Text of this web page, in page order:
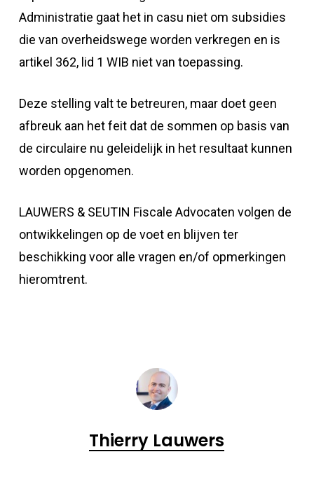
Administratie gaat het in casu niet om subsidies
die van overheidswege worden verkregen en is
artikel 362, lid 1 WIB niet van toepassing.
Deze stelling valt te betreuren, maar doet geen
afbreuk aan het feit dat de sommen op basis van
de circulaire nu geleidelijk in het resultaat kunnen
worden opgenomen.
LAUWERS & SEUTIN Fiscale Advocaten volgen de
ontwikkelingen op de voet en blijven ter
beschikking voor alle vragen en/of opmerkingen
hieromtrent.
Thierry Lauwers